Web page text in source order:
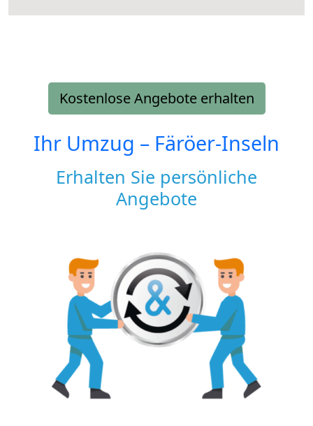
Kostenlose Angebote erhalten
Ihr Umzug – Färöer-Inseln
Erhalten Sie persönliche
Angebote